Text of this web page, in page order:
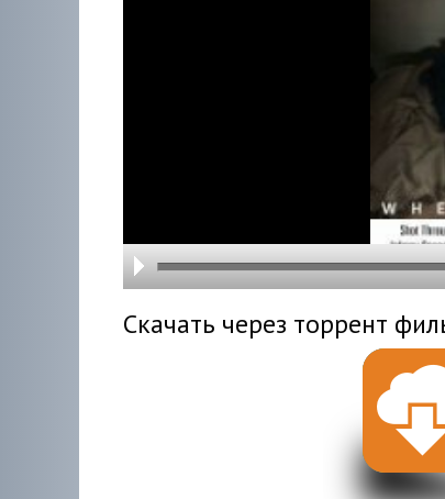
Скачать через торрент